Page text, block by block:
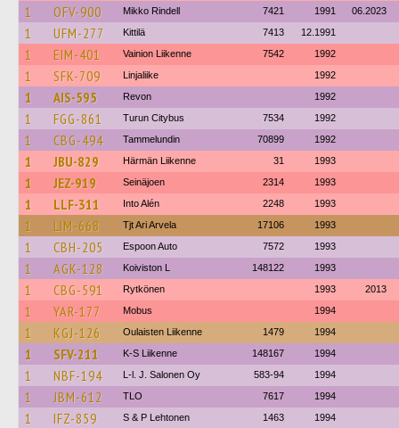
1 OFV-900 Mikko Rindell 7421 1991 06.2023
1 UFM-277 Kittilä 7413 12.1991
1 EIM-401 Vainion Liikenne 7542 1992
1 SFK-709 Linjaliike 1992
1 AIS-595 Revon 1992
1 FGG-861 Turun Citybus 7534 1992
1 CBG-494 Tammelundin 70899 1992
1 JBU-829 Härmän Liikenne 31 1993
1 JEZ-919 Seinäjoen 2314 1993
1 LLF-311 Into Alén 2248 1993
1 LIM-668 Tjt Ari Arvela 17106 1993
1 CBH-205 Espoon Auto 7572 1993
1 AGK-128 Koiviston L 148122 1993
1 CBG-591 Rytkönen 1993 2013
1 YAR-177 Mobus 1994
1 KGJ-126 Oulaisten Liikenne 1479 1994
1 SFV-211 K-S Liikenne 148167 1994
1 NBF-194 L-l. J. Salonen Oy 583-94 1994
1 JBM-612 TLO 7617 1994
1 IFZ-859 S & P Lehtonen 1463 1994